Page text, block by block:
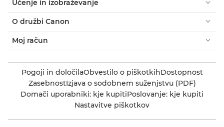
Učenje in izobraževanje
O družbi Canon
Moj račun
Pogoji in določilaObvestilo o piškotkihDostopnost
ZasebnostIzjava o sodobnem suženjstvu (PDF)
Domači uporabniki: kje kupitiPoslovanje: kje kupiti
Nastavitve piškotkov